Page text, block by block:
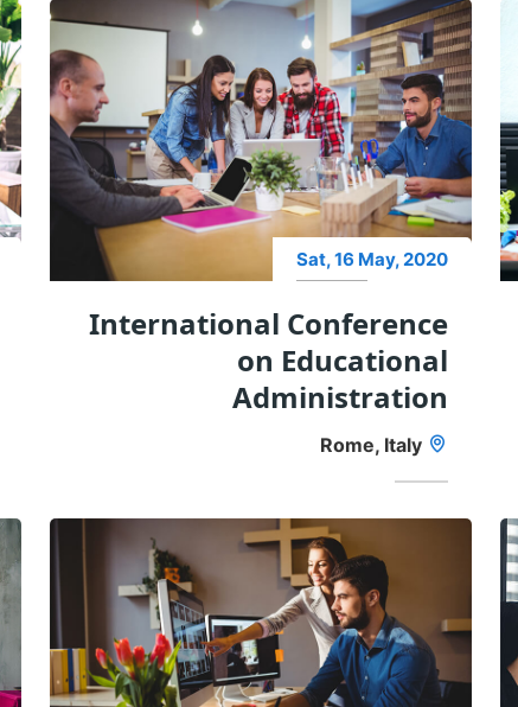
Sat, 16 May, 2020
International Conference
on Educational
Administration
Rome, Italy